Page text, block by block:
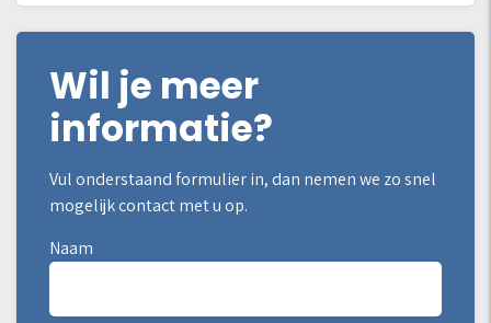
Wil je meer
informatie?
Vul onderstaand formulier in, dan nemen we zo snel
mogelijk contact met u op.
Naam